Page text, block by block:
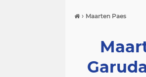
› Maarten Paes